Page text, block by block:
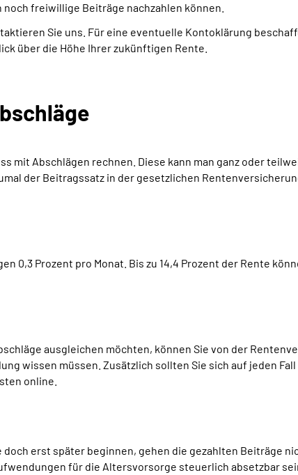
noch freiwillige Beiträge nachzahlen können.
Sie uns. Für eine eventuelle Kontoklärung
über die Höhe Ihrer zukünftigen Rente.
mit Abschlägen rechnen. Diese kann man ganz oder
der Beitragssatz in der gesetzlichen
0,3 Prozent pro Monat. Bis zu 14,4 Prozent der Rente
ausgleichen möchten, können Sie von der
wissen müssen. Zusätzlich sollten Sie sich auf jeden
online.
erst später beginnen, gehen die gezahlten Beiträge
für die Altersvorsorge steuerlich absetzbar